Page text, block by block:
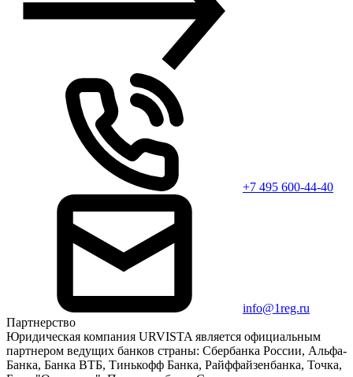
+7 495 600-44-40
info@1reg.ru
Партнерство
Юридическая компания URVISTA является официальным
партнером ведущих банков страны: Сбербанка России, Альфа-
Банка, Банка ВТБ, Тинькофф Банка, Райффайзенбанка, Точка,